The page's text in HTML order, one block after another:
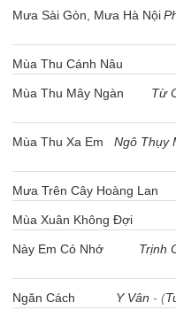
Mưa Sài Gòn, Mưa Hà Nội
Mùa Thu Cánh Nâu
Mùa Thu Mây Ngàn Từ
Mùa Thu Xa Em Ngô Thụy
Mưa Trên Cây Hoàng Lan
Mùa Xuân Không Đợi
Này Em Có Nhớ Trịnh
Ngăn Cách Y Vân - (